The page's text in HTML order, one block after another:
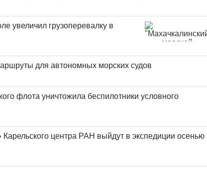
увеличил грузоперевалку в
для автономных морских судов
флота уничтожила беспилотники условного
центра РАН выйдут в экспедиции осенью